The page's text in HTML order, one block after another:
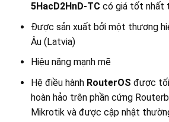
5HacD2HnD-TC có giá tốt nhất
Được sản xuất bởi một thương
Âu (Latvia)
Hiệu năng mạnh mẽ
Hệ điều hành RouterOS được
hoàn hảo trên phần cứng
Mikrotik và được cập nhật